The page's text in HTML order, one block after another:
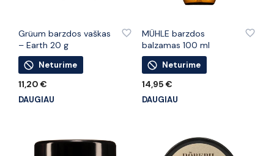
Grüum barzdos vaškas
– Earth 20 g
Neturime
11,20 €
DAUGIAU
MÜHLE barzdos
balzamas 100 ml
Neturime
14,95 €
DAUGIAU